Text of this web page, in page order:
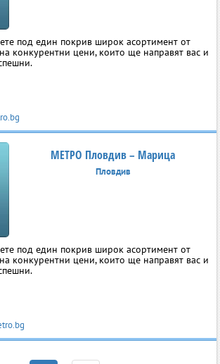
под един покрив широк асортимент от
конкурентни цени, които ще направят вас и
МЕТРО Пловдив – Марица
Пловдив
под един покрив широк асортимент от
конкурентни цени, които ще направят вас и